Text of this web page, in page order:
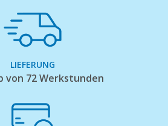
LIEFERUNG
von 72 Werkstunden